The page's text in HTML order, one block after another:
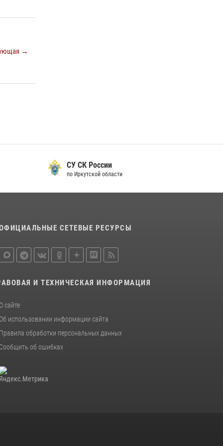
→
СУ СК России
по Иркутской области
СЕТЕВЫЕ РЕСУРСЫ
И ТЕХНИЧЕСКАЯ ИНФОРМАЦИЯ
О сайте
Об использовании информации сайта
Правила обработки персональных данных
Сообщить об ошибках